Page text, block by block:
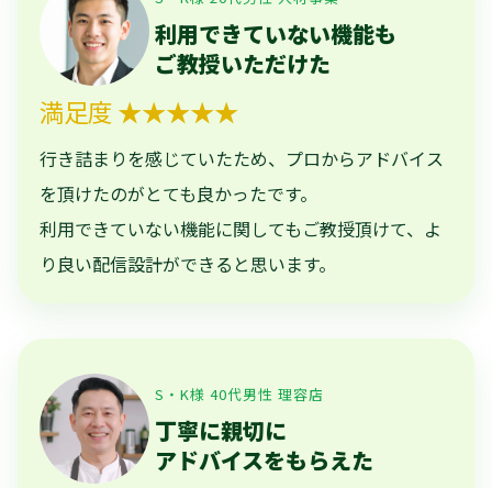
利用できていない機能も
ご教授いただけた
満足度 ★★★★★
行き詰まりを感じていたため、プロからアドバイス
を頂けたのがとても良かったです。
利用できていない機能に関してもご教授頂けて、よ
り良い配信設計ができると思います。
S・K様 40代男性 理容店
丁寧に親切に
アドバイスをもらえた